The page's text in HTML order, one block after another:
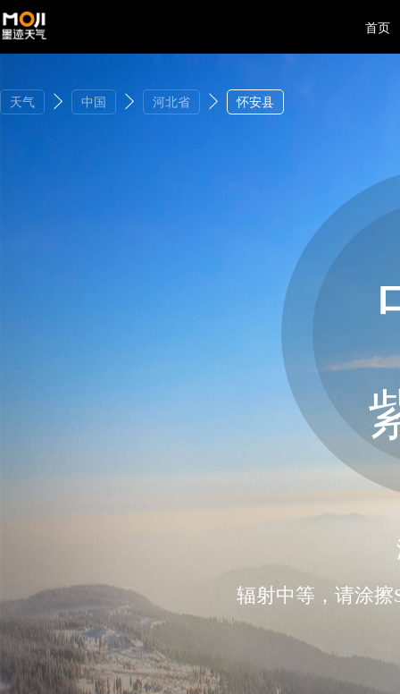
首页
天气 中国 河北省 怀安县
辐射中等，请涂擦